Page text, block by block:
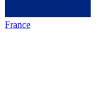
France